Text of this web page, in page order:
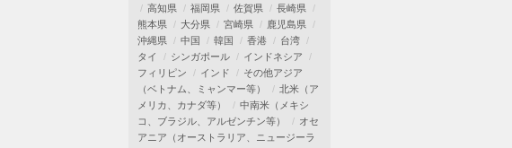
高知県
福岡県 佐賀県
長崎県
熊本県
大分県 宮崎県
鹿児島県
沖縄県
中国 韓国 香港
台湾
タイ
シンガポール
インドネシア
フィリピン
インド
その他アジア
（ベトナム、ミャンマー等）
北米（ア
メリカ、カナダ等）
中南米（メキシ
コ、ブラジル、アルゼンチン等）
オセ
アニア（オーストラリア、ニュージーラ